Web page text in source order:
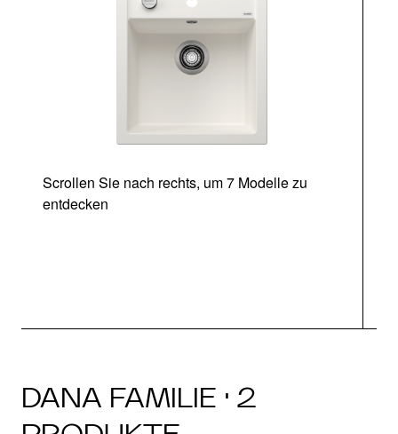
Scrollen Sie nach rechts, um 7 Modelle zu
entdecken
DANA FAMILIE · 2